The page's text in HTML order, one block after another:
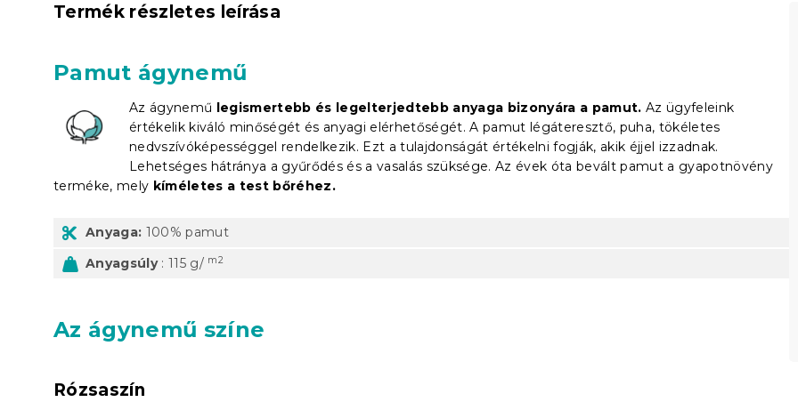
Termék részletes leírása
Pamut ágynemű
Az ágynemű legismertebb és legelterjedtebb anyaga bizonyára a pamut. Az ügyfeleink
értékelik kiváló minőségét és anyagi elérhetőségét. A pamut légáteresztő, puha, tökéletes
nedvszívóképességgel rendelkezik. Ezt a tulajdonságát értékelni fogják, akik éjjel izzadnak.
Lehetséges hátránya a gyűrődés és a vasalás szüksége. Az évek óta bevált pamut a gyapotnövény
terméke, mely kíméletes a test bőréhez.
Anyaga: 100% pamut
Anyagsúly : 115 g/ m2
Az ágynemű színe
Rózsaszín